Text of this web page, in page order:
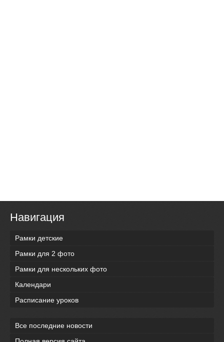
Навигация
Рамки детские
Рамки для 2 фото
Рамки для нескольких фото
Календари
Расписание уроков
Все последние новости